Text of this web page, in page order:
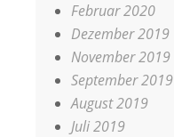
Februar 2020
Dezember 2019
November 2019
September 2019
August 2019
Juli 2019